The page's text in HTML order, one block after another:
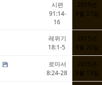
시편
91:14-
16
2015년
9월 27일
레위기
18:1-5
2015년
9월 20일
로마서
8:24-28
2015년
9월 13일